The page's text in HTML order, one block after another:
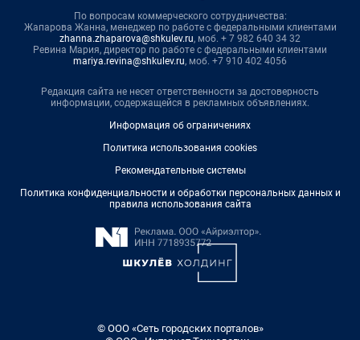
По вопросам коммерческого сотрудничества:
Жапарова Жанна, менеджер по работе с федеральными клиентами
zhanna.zhaparova@shkulev.ru, моб. + 7 982 640 34 32
Ревина Мария, директор по работе с федеральными клиентами
mariya.revina@shkulev.ru, моб. +7 910 402 4056
Редакция сайта не несет ответственности за достоверность
информации, содержащейся в рекламных объявлениях.
Информация об ограничениях
Политика использования cookies
Рекомендательные системы
Политика конфиденциальности и обработки персональных данных и
правила использования сайта
© ООО «Сеть городских порталов»